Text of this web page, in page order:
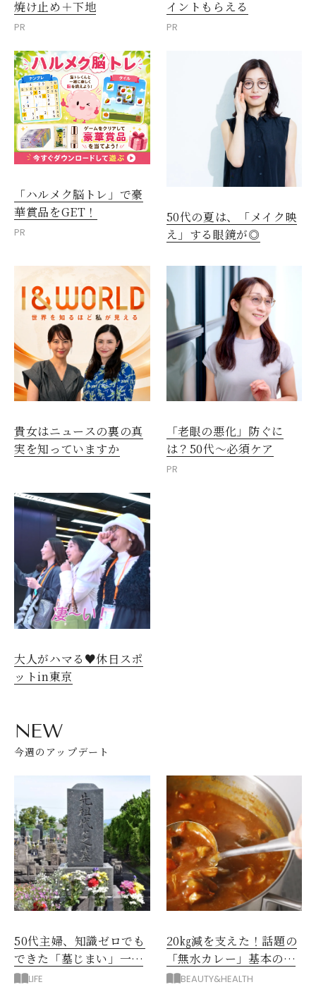
焼け止め＋下地
PR
イントもらえる
PR
「ハルメク脳トレ」で豪
華賞品をGET！
PR
50代の夏は、「メイク映
え」する眼鏡が◎
貴女はニュースの裏の真
実を知っていますか
「老眼の悪化」防ぐに
は？50代～必須ケア
PR
大人がハマる♥休日スポ
ットin東京
NEW
今週のアップデート
50代主婦、知識ゼロでも
できた「墓じまい」一つ
後悔したのは、ある順
LIFE
20㎏減を支えた！話題の
「無水カレー」基本の作
り方とおすすめルウ6選
BEAUTY&HEALTH
閉じる